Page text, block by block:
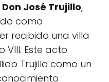
Don José Trujillo,
como
recibido una villa
VIII. Este acto
Trujillo como un